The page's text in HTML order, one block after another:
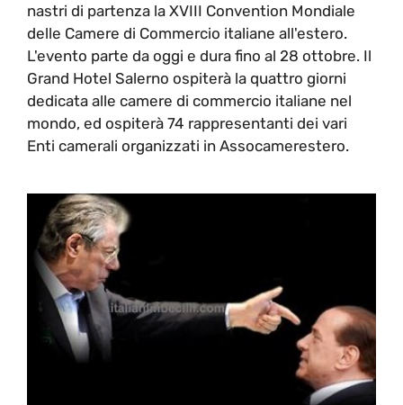
nastri di partenza la XVIII Convention Mondiale
delle Camere di Commercio italiane all'estero.
L'evento parte da oggi e dura fino al 28 ottobre. Il
Grand Hotel Salerno ospiterà la quattro giorni
dedicata alle camere di commercio italiane nel
mondo, ed ospiterà 74 rappresentanti dei vari
Enti camerali organizzati in Assocamerestero.